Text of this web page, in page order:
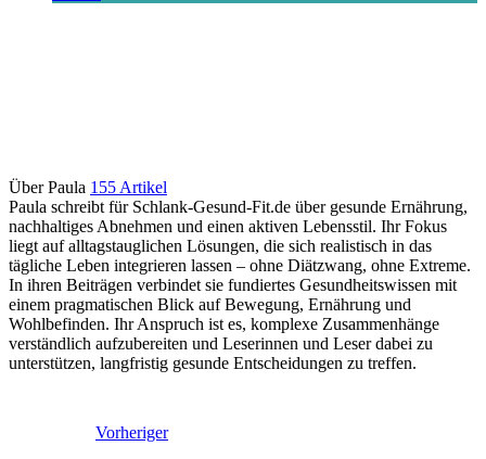
Über Paula 155 Artikel
Paula schreibt für Schlank-Gesund-Fit.de über gesunde Ernährung,
nachhaltiges Abnehmen und einen aktiven Lebensstil. Ihr Fokus
liegt auf alltagstauglichen Lösungen, die sich realistisch in das
tägliche Leben integrieren lassen – ohne Diätzwang, ohne Extreme.
In ihren Beiträgen verbindet sie fundiertes Gesundheitswissen mit
einem pragmatischen Blick auf Bewegung, Ernährung und
Wohlbefinden. Ihr Anspruch ist es, komplexe Zusammenhänge
verständlich aufzubereiten und Leserinnen und Leser dabei zu
unterstützen, langfristig gesunde Entscheidungen zu treffen.
Vorheriger